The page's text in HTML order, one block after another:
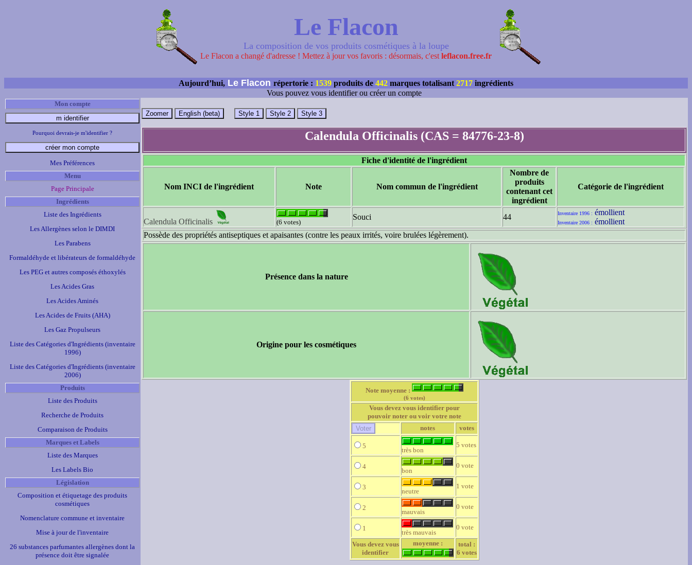
Le Flacon
La composition de vos produits cosmétiques à la loupe
Le Flacon a changé d'adresse ! Mettez à jour vos favoris : désormais, c'est leflacon.free.fr
Aujourd’hui, Le Flacon répertorie : 1539 produits de 442 marques totalisant 2717 ingrédients
Vous pouvez vous identifier ou créer un compte
Mon compte
Pourquoi devrais-je m'identifier ?
Mes Préférences
Menu
Page Principale
Ingrédients
Liste des Ingrédients
Les Allergènes selon le DIMDI
Les Parabens
Formaldéhyde et libérateurs de formaldéhyde
Les PEG et autres composés éthoxylés
Les Acides Gras
Les Acides Aminés
Les Acides de Fruits (AHA)
Les Gaz Propulseurs
Liste des Catégories d'Ingrédients (inventaire
1996)
Liste des Catégories d'Ingrédients (inventaire
2006)
Produits
Liste des Produits
Recherche de Produits
Comparaison de Produits
Marques et Labels
Liste des Marques
Les Labels Bio
Législation
Composition et étiquetage des produits
cosmétiques
Nomenclature commune et inventaire
Mise à jour de l'inventaire
26 substances parfumantes allergènes dont la
présence doit être signalée
Calendula Officinalis (CAS = 84776-23-8)
Fiche d'identité de l'ingrédient
Nom INCI de l'ingrédient Note Nom commun de l'ingrédient
Nombre de
produits
contenant cet
ingrédient
Catégorie de l'ingrédient
Calendula Officinalis (6 votes)
Souci 44 Inventaire 1996 : émollient
Inventaire 2006 : émollient
Possède des propriétés antiseptiques et apaisantes (contre les peaux irrités, voire brulées légèrement).
Présence dans la nature
Origine pour les cosmétiques
Note moyenne :
(6 votes)
Vous devez vous identifier pour
pouvoir noter ou voir votre note
notes
votes
5
très bon
5 votes
4
bon
0 vote
3
neutre
1 vote
2
mauvais
0 vote
1
très mauvais
0 vote
Vous devez vous
identifier
moyenne :
total :
6 votes